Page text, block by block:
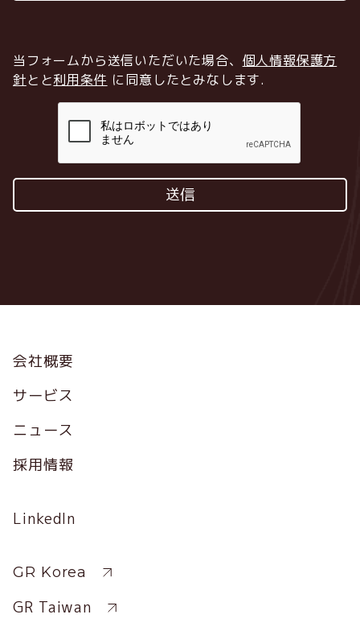
当フォームから送信いただいた場合、 個人情報保護方
針とと利用条件 に同意したとみなします.
Footer
会社概要
サービス
ニュース
採用情報
Social
Profile
LinkedIn
Sitewide
GR Korea
GR Taiwan